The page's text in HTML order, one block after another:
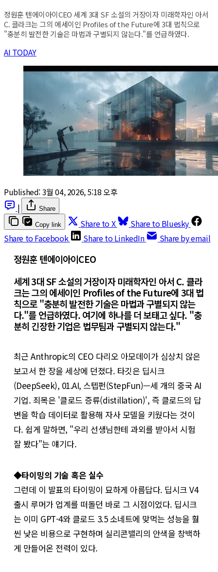
정원훈 텐에이아이CEO 세계 3대 SF 소설의 거장이자 미래학자인 아서
C. 클라크는 그의 에세이인 Profiles of the Future에 3대 법칙으로
"충분히 발전한 기술은 마법과 구별되지 않는다."를 언급하였다.
AI TODAY
Published:3월 04, 2026, 5:18 오후
|
Share
Copy link Share to X
Share to Bluesky
Share to Facebook
Share to LinkedIn Share by email
정원훈 텐에이아이CEO
세계 3대 SF 소설의 거장이자 미래학자인 아서 C. 클라
크는 그의 에세이인 Profiles of the Future에 3대 법
칙으로 "충분히 발전한 기술은 마법과 구별되지 않는
다."를 언급하였다. 여기에 하나를 더 보태고 싶다. "충
분히 긴장한 기업은 법무팀과 구별되지 않는다."
최근 Anthropic의 CEO 다리오 아모데이가 심상치 않은
보고서 한 장을 세상에 던졌다. 타깃은 딥시크
(DeepSeek), 01.AI, 스텝펀(StepFun)—세 개의 중국 AI
기업. 죄목은 '클로드 증류(distillation)', 즉 클로드의 답
변을 학습 데이터로 활용해 자사 모델을 키웠다는 것이
다. 쉽게 말하면, "우리 선생님한테 과외를 받아서 시험
잘 봤다"는 얘기다.
◆타이밍의 기술 혹은 실수
그런데 이 발표의 타이밍이 묘하게 아름답다. 딥시크 V4
출시 루머가 업계를 떠돌던 바로 그 시점이었다. 딥시크
는 이미 GPT-4와 클로드 3.5 소네트에 맞먹는 성능을 훨
씬 낮은 비용으로 구현하며 실리콘밸리의 안색을 창백하
게 만들어온 전력이 있다.